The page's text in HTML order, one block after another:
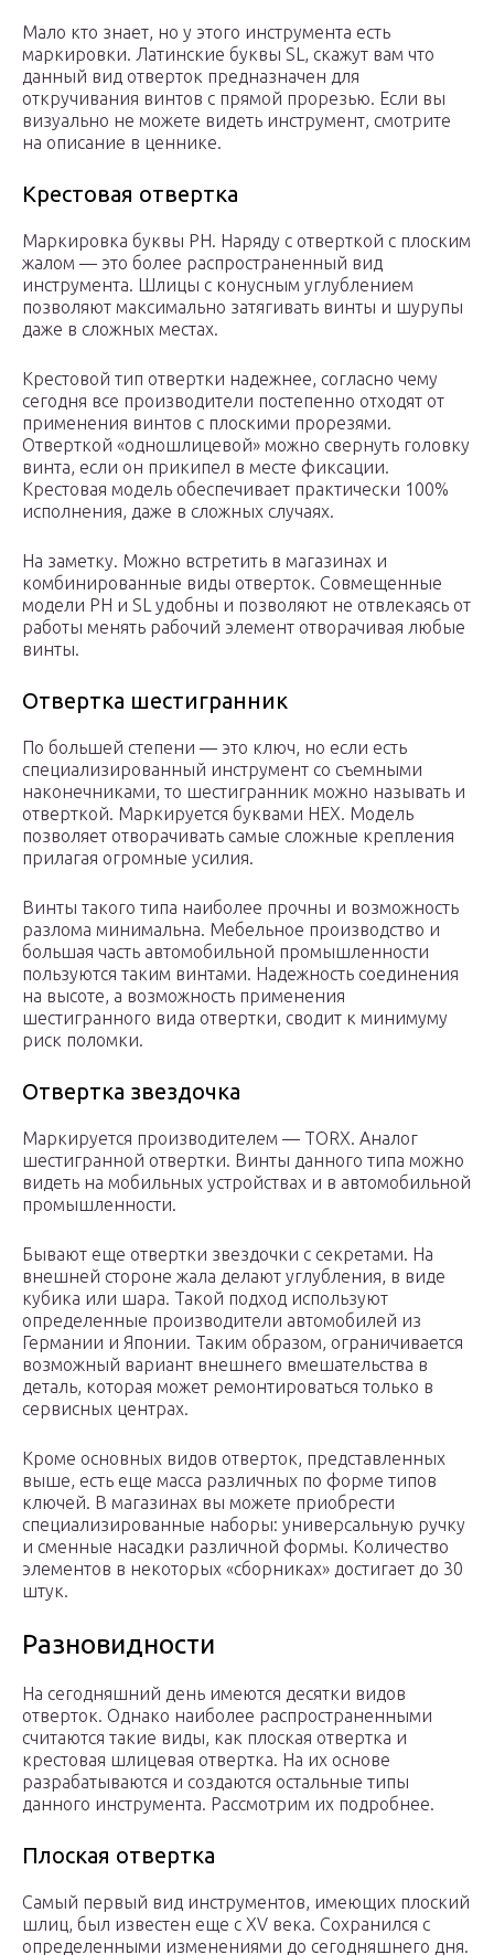
Мало кто знает, но у этого инструмента есть
маркировки. Латинские буквы SL, скажут вам что
данный вид отверток предназначен для
откручивания винтов с прямой прорезью. Если вы
визуально не можете видеть инструмент, смотрите
на описание в ценнике.
Крестовая отвертка
Маркировка буквы PH. Наряду с отверткой с плоским
жалом — это более распространенный вид
инструмента. Шлицы с конусным углублением
позволяют максимально затягивать винты и шурупы
даже в сложных местах.
Крестовой тип отвертки надежнее, согласно чему
сегодня все производители постепенно отходят от
применения винтов с плоскими прорезями.
Отверткой «одношлицевой» можно свернуть головку
винта, если он прикипел в месте фиксации.
Крестовая модель обеспечивает практически 100%
исполнения, даже в сложных случаях.
На заметку. Можно встретить в магазинах и
комбинированные виды отверток. Совмещенные
модели PH и SL удобны и позволяют не отвлекаясь от
работы менять рабочий элемент отворачивая любые
винты.
Отвертка шестигранник
По большей степени — это ключ, но если есть
специализированный инструмент со съемными
наконечниками, то шестигранник можно называть и
отверткой. Маркируется буквами HEX. Модель
позволяет отворачивать самые сложные крепления
прилагая огромные усилия.
Винты такого типа наиболее прочны и возможность
разлома минимальна. Мебельное производство и
большая часть автомобильной промышленности
пользуются таким винтами. Надежность соединения
на высоте, а возможность применения
шестигранного вида отвертки, сводит к минимуму
риск поломки.
Отвертка звездочка
Маркируется производителем — TORX. Аналог
шестигранной отвертки. Винты данного типа можно
видеть на мобильных устройствах и в автомобильной
промышленности.
Бывают еще отвертки звездочки с секретами. На
внешней стороне жала делают углубления, в виде
кубика или шара. Такой подход используют
определенные производители автомобилей из
Германии и Японии. Таким образом, ограничивается
возможный вариант внешнего вмешательства в
деталь, которая может ремонтироваться только в
сервисных центрах.
Кроме основных видов отверток, представленных
выше, есть еще масса различных по форме типов
ключей. В магазинах вы можете приобрести
специализированные наборы: универсальную ручку
и сменные насадки различной формы. Количество
элементов в некоторых «сборниках» достигает до 30
штук.
Разновидности
На сегодняшний день имеются десятки видов
отверток. Однако наиболее распространенными
считаются такие виды, как плоская отвертка и
крестовая шлицевая отвертка. На их основе
разрабатываются и создаются остальные типы
данного инструмента. Рассмотрим их подробнее.
Плоская отвертка
Самый первый вид инструментов, имеющих плоский
шлиц, был известен еще с XV века. Сохранился с
определенными изменениями до сегодняшнего дня.